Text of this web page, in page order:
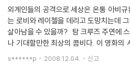
외계인들의 공격으로 세상은 온통 아비
는 로비와 레이첼을 데리고 도망치는데
살아남을 수 있을까? 탐 크루즈 주연에
나 기대할만한 최상의 콤비다. 이 영화의
스펙터클을 자랑하며 외계인들의 공격에
을 유감없
s******p 2008.12.04. 신고